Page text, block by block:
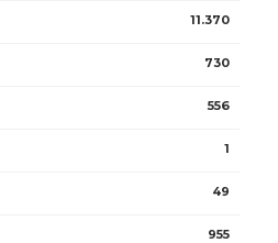
11.370
730
556
1
49
955